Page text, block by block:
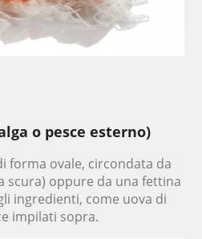
o pesce esterno)
forma ovale, circondata da
scura) oppure da una fettina
ingredienti, come uova di
impilati sopra.